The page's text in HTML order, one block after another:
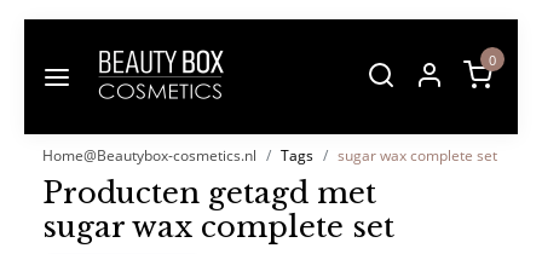
0
Home@Beautybox-cosmetics.nl Tags sugar wax complete set
Producten getagd met
sugar wax complete set